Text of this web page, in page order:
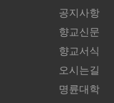
공지사항
향교신문
향교서식
오시는길
명륜대학